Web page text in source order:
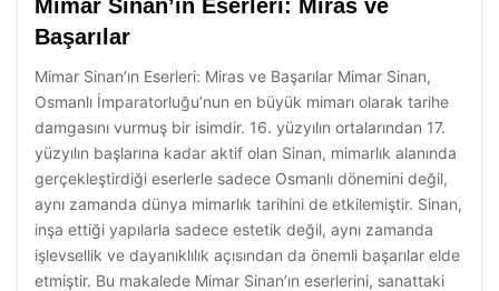
Mimar Sinan’ın Eserleri: Miras ve
Başarılar
Mimar Sinan’ın Eserleri: Miras ve Başarılar Mimar Sinan,
Osmanlı İmparatorluğu’nun en büyük mimarı olarak tarihe
damgasını vurmuş bir isimdir. 16. yüzyılın ortalarından 17.
yüzyılın başlarına kadar aktif olan Sinan, mimarlık alanında
gerçekleştirdiği eserlerle sadece Osmanlı dönemini değil,
aynı zamanda dünya mimarlık tarihini de etkilemiştir. Sinan,
inşa ettiği yapılarla sadece estetik değil, aynı zamanda
işlevsellik ve dayanıklılık açısından da önemli başarılar elde
etmiştir. Bu makalede Mimar Sinan’ın eserlerini, sanattaki